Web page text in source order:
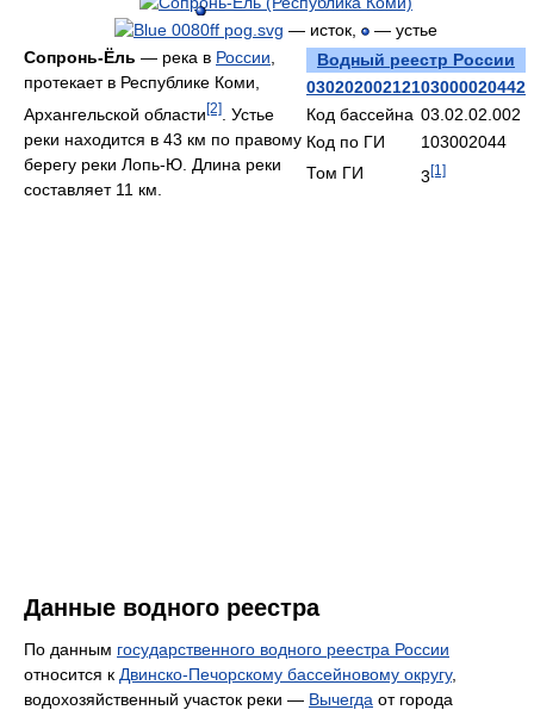
— исток,
— устье
Водный реестр России
03020200212103000020442
Код бассейна 03.02.02.002
Код по ГИ
103002044
Том ГИ
3[1]
Сопронь-Ёль — река в России
протекает в Республике Коми,
Архангельской области[2]
. Устье
реки находится в 43 км по правому
берегу реки Лопь-Ю. Длина реки
составляет 11 км.
Данные водного реестра
По данным государственного водного реестра России
относится к Двинско-Печорскому бассейновому округу,
водохозяйственный участок реки — Вычегда от города